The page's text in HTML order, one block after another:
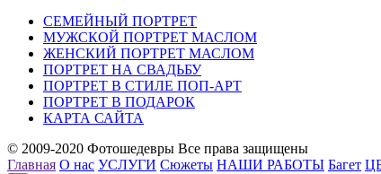
СЕМЕЙНЫЙ ПОРТРЕТ
МУЖСКОЙ ПОРТРЕТ МАСЛОМ
ЖЕНСКИЙ ПОРТРЕТ МАСЛОМ
ПОРТРЕТ НА СВАДЬБУ
ПОРТРЕТ В СТИЛЕ ПОП-АРТ
ПОРТРЕТ В ПОДАРОК
КАРТА САЙТА
© 2009-2020 Фотошедевры Все права защищены
Главная О нас УСЛУГИ Сюжеты НАШИ РАБОТЫ Багет